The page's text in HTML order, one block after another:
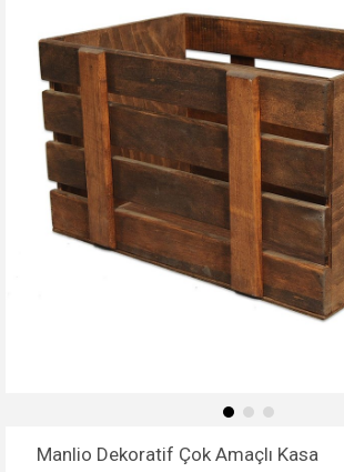
Manlio Dekoratif Çok Amaçlı Kasa